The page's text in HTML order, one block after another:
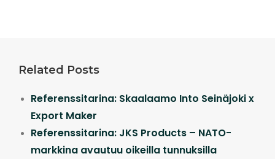
Related Posts
Referenssitarina: Skaalaamo Into Seinäjoki x
Export Maker
Referenssitarina: JKS Products – NATO-
markkina avautuu oikeilla tunnuksilla